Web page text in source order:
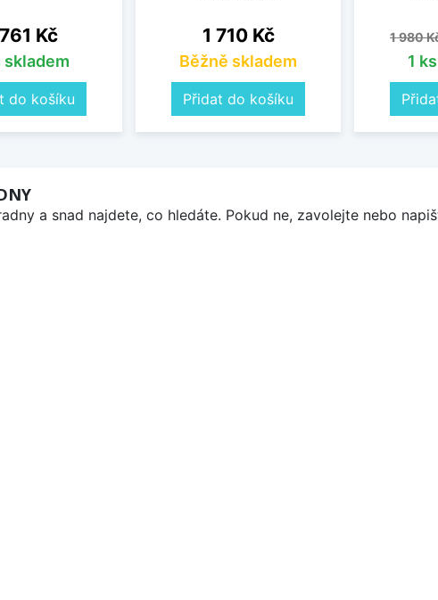
Kč
skladem
do košíku
Cena
1 710 Kč
Běžně skladem
Přidat do košíku
Běžná
1 980
1
a snad najdete, co hledáte. Pokud ne, zavolejte nebo